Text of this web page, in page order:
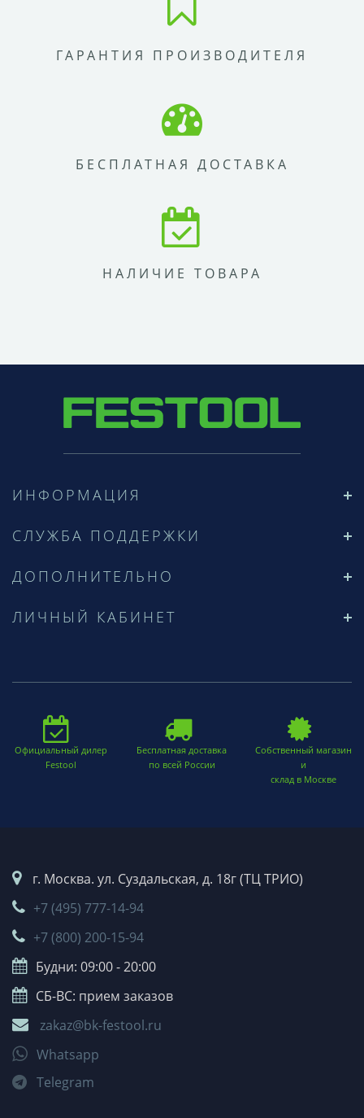
ГАРАНТИЯ ПРОИЗВОДИТЕЛЯ
БЕСПЛАТНАЯ ДОСТАВКА
НАЛИЧИЕ ТОВАРА
ИНФОРМАЦИЯ
СЛУЖБА ПОДДЕРЖКИ
ДОПОЛНИТЕЛЬНО
ЛИЧНЫЙ КАБИНЕТ
Официальный дилер
Festool
Бесплатная доставка
по всей России
Собственный магазин
и
склад в Москве
г. Москва. ул. Суздальская, д. 18г (ТЦ ТРИО)
+7 (495) 777-14-94
+7 (800) 200-15-94
Будни: 09:00 - 20:00
СБ-ВС: прием заказов
zakaz@bk-festool.ru
Whatsapp
Telegram